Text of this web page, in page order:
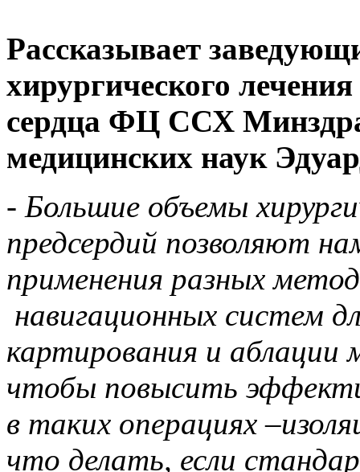
Рассказывает
хирургического
сердца ФЦ ССХ
медицинских наук
- Большие объемы
предсердий позволяют
применения разных
навигационных систем
картирования и аблации
чтобы повысить
в таких операциях
что делать, если